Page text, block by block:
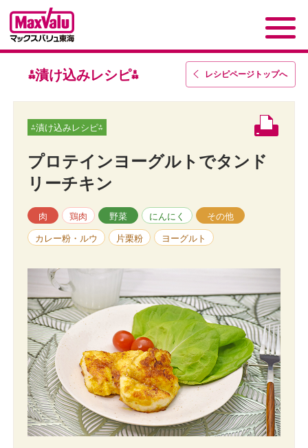
レシピページトップへ
⁂漬け込みレシピ⁂
⁂漬け込みレシピ⁂
プロテインヨーグルトでタンド
リーチキン
肉 鶏肉 野菜 にんにく その他
カレー粉・ルウ 片栗粉 ヨーグルト